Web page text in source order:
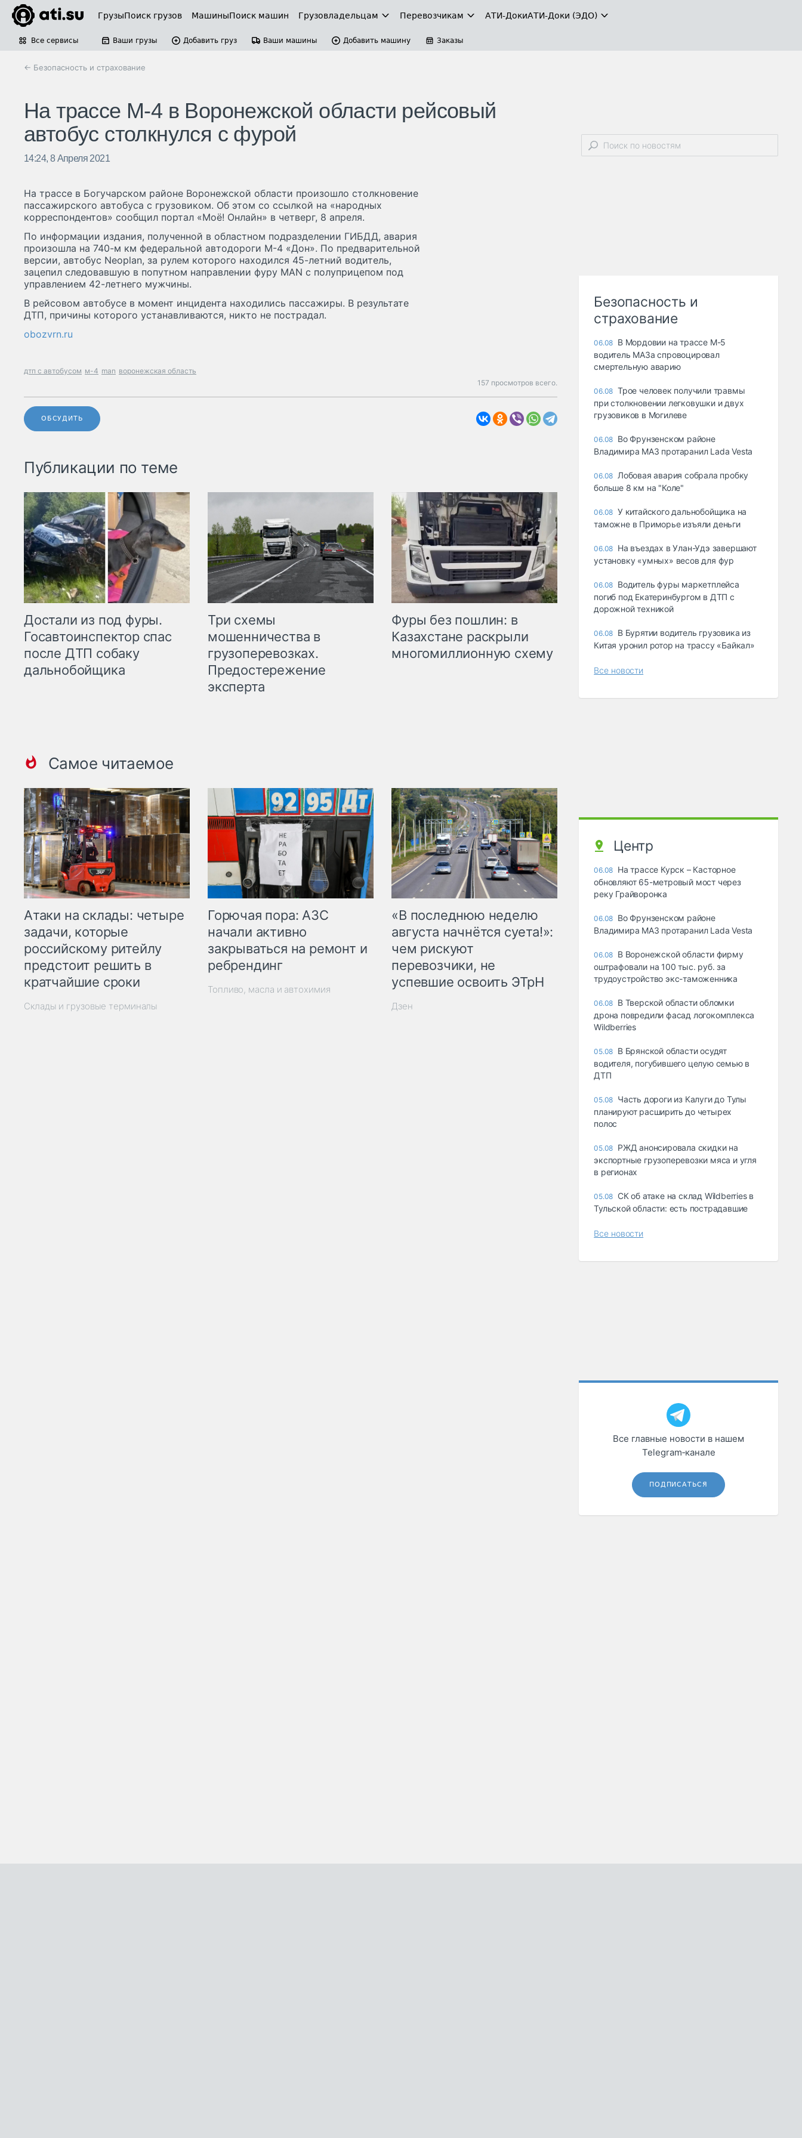
ГрузыПоиск грузов МашиныПоиск машин Грузовладельцам Перевозчикам АТИ-ДокиАТИ-Доки (ЭДО)
Все сервисы Ваши грузы Добавить груз Ваши машины Добавить машину Заказы
← Безопасность и страхование
На трассе М-4 в Воронежской области рейсовый
автобус столкнулся с фурой
14:24, 8 Апреля 2021
На трассе в Богучарском районе Воронежской области произошло столкновение
пассажирского автобуса с грузовиком. Об этом со ссылкой на «народных
корреспондентов» сообщил портал «Моё! Онлайн» в четверг, 8 апреля.
По информации издания, полученной в областном подразделении ГИБДД, авария
произошла на 740-м км федеральной автодороги М-4 «Дон». По предварительной
версии, автобус Neoplan, за рулем которого находился 45-летний водитель,
зацепил следовавшую в попутном направлении фуру MAN с полуприцепом под
управлением 42-летнего мужчины.
В рейсовом автобусе в момент инцидента находились пассажиры. В результате
ДТП, причины которого устанавливаются, никто не пострадал.
obozvrn.ru
дтп с автобусом м-4 man воронежская область
157 просмотров всего.
ОБСУДИТЬ
Публикации по теме
Достали из под фуры.
Госавтоинспектор спас
после ДТП собаку
дальнобойщика
Три схемы
мошенничества в
грузоперевозках.
Предостережение
эксперта
Фуры без пошлин: в
Казахстане раскрыли
многомиллионную схему
Самое читаемое
Атаки на склады: четыре
задачи, которые
российскому ритейлу
предстоит решить в
кратчайшие сроки
Склады и грузовые терминалы
Горючая пора: АЗС
начали активно
закрываться на ремонт и
ребрендинг
Топливо, масла и автохимия
«В последнюю неделю
августа начнётся суета!»:
чем рискуют
перевозчики, не
успевшие освоить ЭТрН
Дзен
Безопасность и
страхование
06.08 В Мордовии на трассе М-5
водитель МАЗа спровоцировал
смертельную аварию
06.08 Трое человек получили травмы
при столкновении легковушки и двух
грузовиков в Могилеве
06.08 Во Фрунзенском районе
Владимира МАЗ протаранил Lada Vesta
06.08 Лобовая авария собрала пробку
больше 8 км на "Коле"
06.08 У китайского дальнобойщика на
таможне в Приморье изъяли деньги
06.08 Ha въeздax в Улaн-Удэ зaвepшaют
ycтaнoвкy «yмныx» вecoв для фyp
06.08 Водитель фуры маркетплейса
погиб под Екатеринбургом в ДТП с
дорожной техникой
06.08 В Бурятии водитель грузовика из
Китая уронил ротор на трассу «Байкал»
Все новости
Центр
06.08 На трассе Курск – Касторное
обновляют 65-метровый мост через
реку Грайворонка
06.08 Во Фрунзенском районе
Владимира МАЗ протаранил Lada Vesta
06.08 В Воронежской области фирму
оштрафовали на 100 тыс. руб. за
трудоустройство экс-таможенника
06.08 В Тверской области обломки
дрона повредили фасад логокомплекса
Wildberries
05.08 В Брянской области осудят
водителя, погубившего целую семью в
ДТП
05.08 Часть дороги из Калуги до Тулы
планируют расширить до четырех
полос
05.08 РЖД анонсировала скидки на
экспортные грузоперевозки мяса и угля
в регионах
05.08 СК об атаке на склад Wildberries в
Тульской области: есть пострадавшие
Все новости
Все главные новости в нашем
Telegram‑канале
ПОДПИСАТЬСЯ